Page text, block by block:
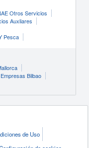
Otros Servicios
Auxliares
Pesca
Empresas Bilbao
de Uso